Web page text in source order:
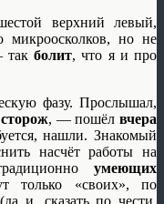
верхний левый,
микроосколков, но не
такболит, что я и про
фазу. Прослышал,
сторож, — пошёл вчера
нашли. Знакомый
насчёт работы на
умеющих
только «своих», по
и, сказать по чести,